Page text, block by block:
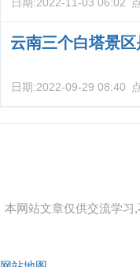
云南三个白塔景区
日期:2022-09-29 08:40
本网站文章仅供交流学习